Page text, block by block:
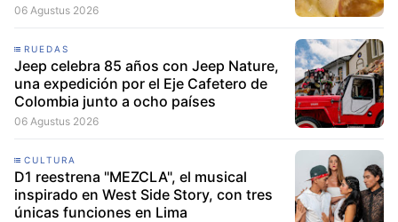
06 Agustus 2026
RUEDAS
Jeep celebra 85 años con Jeep Nature,
una expedición por el Eje Cafetero de
Colombia junto a ocho países
06 Agustus 2026
CULTURA
D1 reestrena "MEZCLA", el musical
inspirado en West Side Story, con tres
únicas funciones en Lima